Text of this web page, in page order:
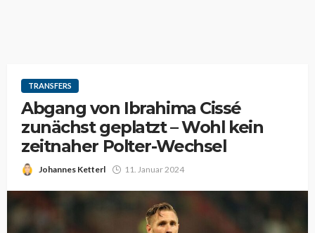
TRANSFERS
Abgang von Ibrahima Cissé
zunächst geplatzt – Wohl kein
zeitnaher Polter-Wechsel
Johannes Ketterl 11. Januar 2024